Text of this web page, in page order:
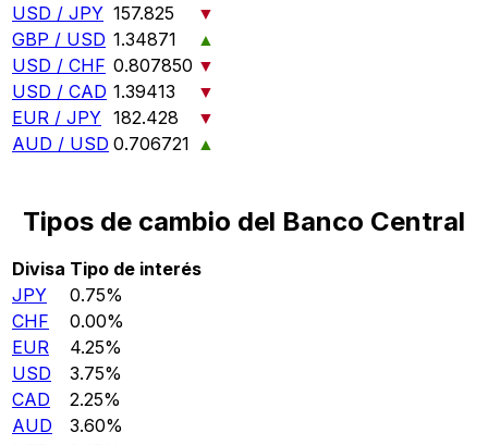
USD / JPY 157.825
▼
GBP / USD 1.34871
▲
USD / CHF 0.807850 ▼
USD / CAD 1.39413
▼
EUR / JPY 182.428
▼
AUD / USD 0.706721 ▲
Tipos de cambio del Banco Central
Divisa Tipo de interés
JPY
0.75%
CHF
0.00%
EUR
4.25%
USD
3.75%
CAD
2.25%
AUD
3.60%